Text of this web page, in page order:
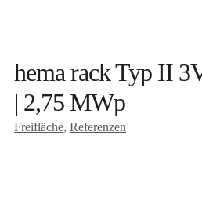
hema rack Typ II
| 2,75 MWp
Freifläche, Referenzen